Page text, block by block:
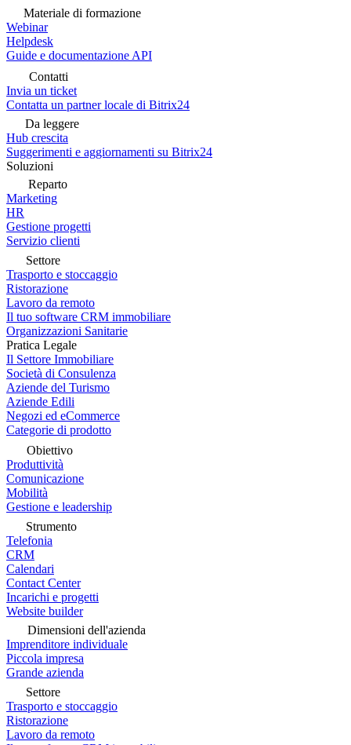
Materiale di formazione
Webinar
Helpdesk
Guide e documentazione API
Contatti
Invia un ticket
Contatta un partner locale di Bitrix24
Da leggere
Hub crescita
Suggerimenti e aggiornamenti su Bitrix24
Soluzioni
Reparto
Marketing
HR
Gestione progetti
Servizio clienti
Settore
Trasporto e stoccaggio
Ristorazione
Lavoro da remoto
Il tuo software CRM immobiliare
Organizzazioni Sanitarie
Pratica Legale
Il Settore Immobiliare
Società di Consulenza
Aziende del Turismo
Aziende Edili
Negozi ed eCommerce
Categorie di prodotto
Obiettivo
Produttività
Comunicazione
Mobilità
Gestione e leadership
Strumento
Telefonia
CRM
Calendari
Contact Center
Incarichi e progetti
Website builder
Dimensioni dell'azienda
Imprenditore individuale
Piccola impresa
Grande azienda
Settore
Trasporto e stoccaggio
Ristorazione
Lavoro da remoto